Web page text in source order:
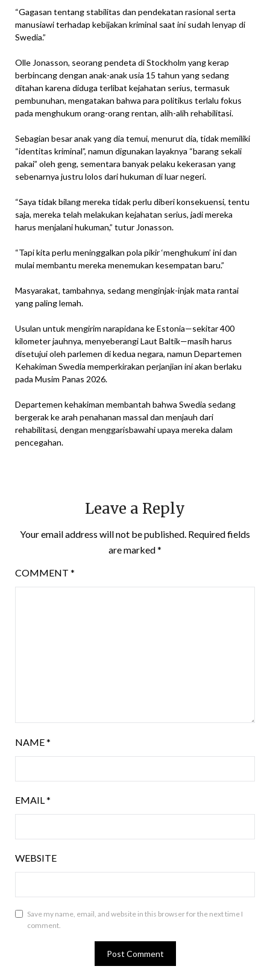
“Gagasan tentang stabilitas dan pendekatan rasional serta
manusiawi terhadap kebijakan kriminal saat ini sudah lenyap di
Swedia.”
Olle Jonasson, seorang pendeta di Stockholm yang kerap
berbincang dengan anak-anak usia 15 tahun yang sedang
ditahan karena diduga terlibat kejahatan serius, termasuk
pembunuhan, mengatakan bahwa para politikus terlalu fokus
pada menghukum orang-orang rentan, alih-alih rehabilitasi.
Sebagian besar anak yang dia temui, menurut dia, tidak memiliki
“identitas kriminal”, namun digunakan layaknya “barang sekali
pakai” oleh geng, sementara banyak pelaku kekerasan yang
sebenarnya justru lolos dari hukuman di luar negeri.
“Saya tidak bilang mereka tidak perlu diberi konsekuensi, tentu
saja, mereka telah melakukan kejahatan serius, jadi mereka
harus menjalani hukuman,” tutur Jonasson.
“Tapi kita perlu meninggalkan pola pikir ‘menghukum’ ini dan
mulai membantu mereka menemukan kesempatan baru.”
Masyarakat, tambahnya, sedang menginjak-injak mata rantai
yang paling lemah.
Usulan untuk mengirim narapidana ke Estonia—sekitar 400
kilometer jauhnya, menyeberangi Laut Baltik—masih harus
disetujui oleh parlemen di kedua negara, namun Departemen
Kehakiman Swedia memperkirakan perjanjian ini akan berlaku
pada Musim Panas 2026.
Departemen kehakiman membantah bahwa Swedia sedang
bergerak ke arah penahanan massal dan menjauh dari
rehabilitasi, dengan menggarisbawahi upaya mereka dalam
pencegahan.
Leave a Reply
Your email address will not be published. Required fields
are marked*
COMMENT *
NAME*
EMAIL *
WEBSITE
Save my name, email, and website in this browser for the next time I
comment.